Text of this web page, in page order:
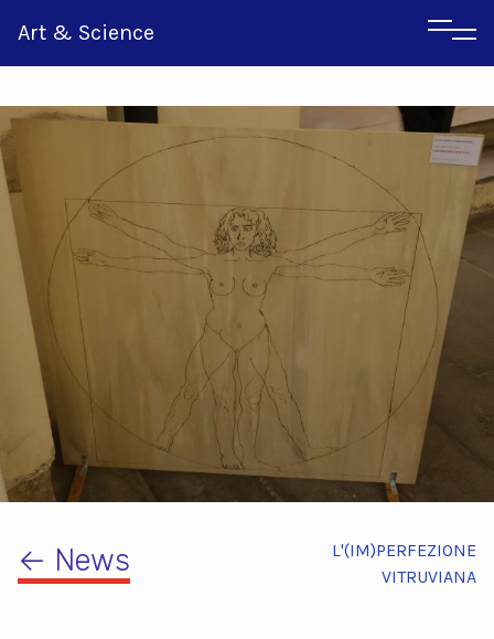
Art & Science
Inglese
Greco
← News
L'(IM)PERFEZIONE
VITRUVIANA